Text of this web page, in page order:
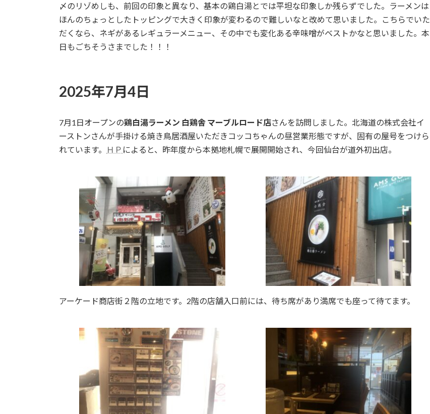
〆のリゾめしも、前回の印象と異なり、基本の鶏白湯とでは平坦な印象しか残らずでした。ラーメンは
ほんのちょっとしたトッピングで大きく印象が変わるので難しいなと改めて思いました。こちらでいた
だくなら、ネギがあるレギュラーメニュー、その中でも変化ある辛味噌がベストかなと思いました。本
日もごちそうさまでした！！！
2025年7月4日
7月1日オープンの鶏白湯ラーメン 白鶏舎 マーブルロード店さんを訪問しました。北海道の株式会社イ
ーストンさんが手掛ける焼き鳥居酒屋いただきコッコちゃんの昼営業形態ですが、固有の屋号をつけら
れています。
ＨＰ によると、昨年度から本拠地札幌で展開開始され、今回仙台が道外初出店。
アーケード商店街２階の立地です。2階の店舗入口前には、待ち席があり満席でも座って待てます。